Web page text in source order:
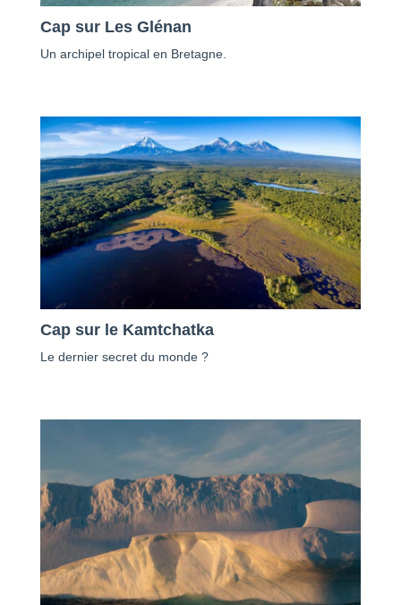
Cap sur Les Glénan
Un archipel tropical en Bretagne.
Cap sur le Kamtchatka
Le dernier secret du monde ?